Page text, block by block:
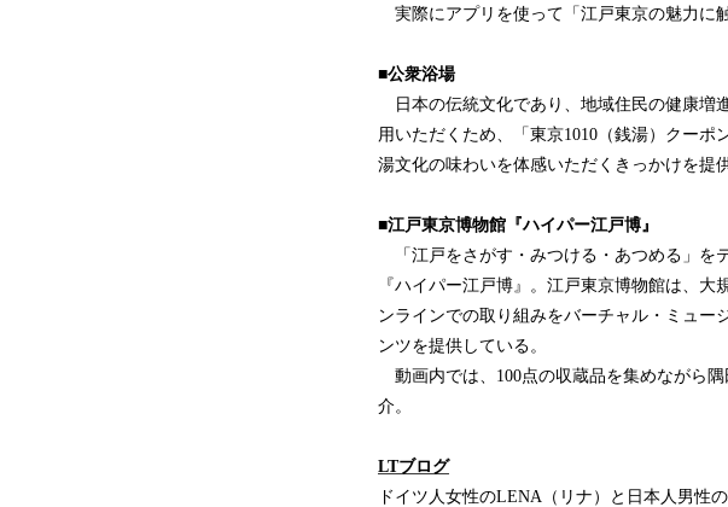
実際にアプリを使って「江戸東京の魅力に
■公衆浴場
日本の伝統文化であり、地域住民の健康増
用いただくため、「東京1010（銭湯）クー
湯文化の味わいを体感いただくきっかけを提
■江戸東京博物館『ハイパー江戸博』
「江戸をさがす・みつける・あつめる」を
『ハイパー江戸博』。江戸東京博物館は、
ンラインでの取り組みをバーチャル・ミュー
ンツを提供している。
動画内では、100点の収蔵品を集めながら
介。
LTブログ
ドイツ人女性のLENA（リナ）と日本人男性